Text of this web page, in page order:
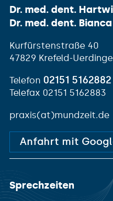
Dr. med. dent.
Dr. med. dent.
Kurfürstenstraße 40
47829 Krefeld-
Telefon 02151 5162882
Telefax 02151 5162883
praxis(at)mundzeit.de
Anfahrt mit
Sprechzeiten